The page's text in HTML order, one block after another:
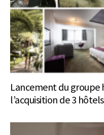
Lancement du groupe
l’acquisition de 3